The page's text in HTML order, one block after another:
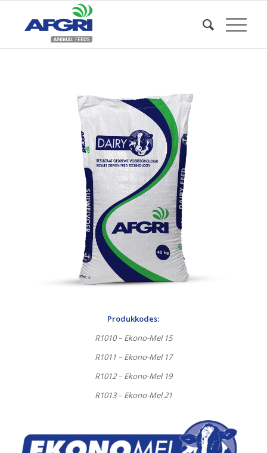
Produkkodes:
R1010 – Ekono-Mel 15
R1011 – Ekono-Mel 17
R1012 – Ekono-Mel 19
R1013 – Ekono-Mel 21